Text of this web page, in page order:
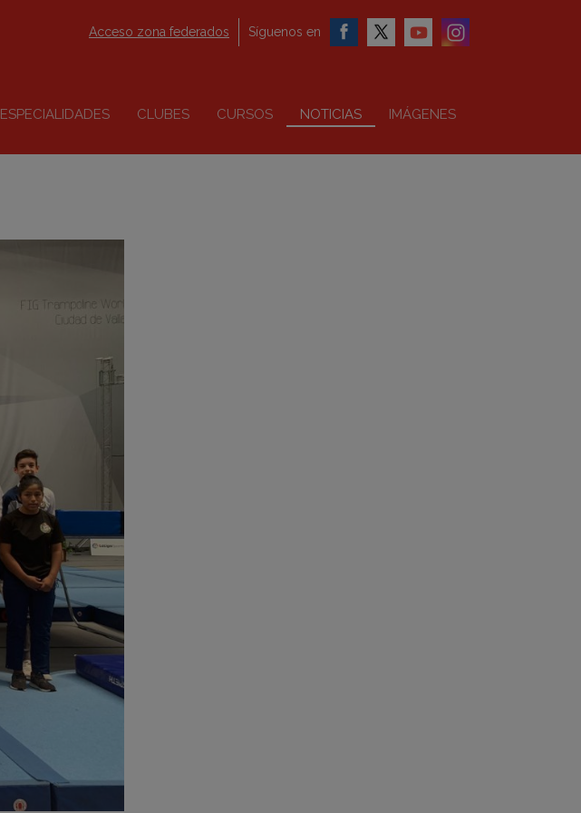
ESPECIALIDADES CLUBES CURSOS NOTICIAS IMÁGENES
Acceso zona federados Síguenos en